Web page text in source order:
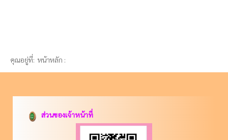
คุณอยู่ที่: หน้าหลัก :
ส่วนของเจ้าหน้าที่